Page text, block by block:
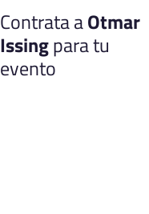
Contrata aOtmar
Issingpara tu
evento